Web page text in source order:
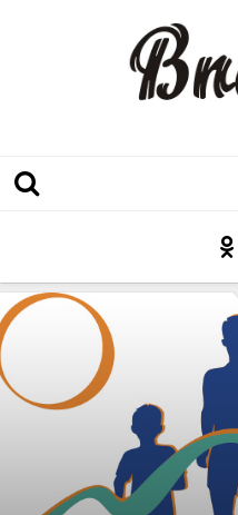
Послесловие к
Неожиданный ракурс
Люди родного края